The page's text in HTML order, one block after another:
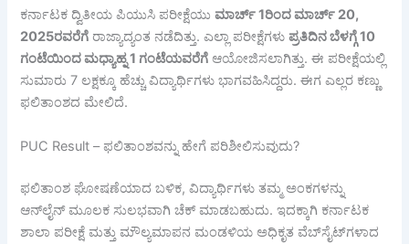
ಕರ್ನಾಟಕ ದ್ವಿತೀಯ ಪಿಯುಸಿ ಪರೀಕ್ಷೆಯು ಮಾರ್ಚ್ 1ರಿಂದ ಮಾರ್ಚ್ 20,
2025ರವರೆಗೆ ರಾಜ್ಯಾದ್ಯಂತ ನಡೆದಿತ್ತು. ಎಲ್ಲಾ ಪರೀಕ್ಷೆಗಳು ಪ್ರತಿದಿನಬೆಳಗ್ಗೆ 10
ಗಂಟೆಯಿಂದ ಮಧ್ಯಾಹ್ನ 1 ಗಂಟೆಯವರೆಗೆ ಆಯೋಜಿಸಲಾಗಿತ್ತು. ಈ ಪರೀಕ್ಷೆಯಲ್ಲಿ
ಸುಮಾರು 7 ಲಕ್ಷಕ್ಕೂ ಹೆಚ್ಚು ವಿದ್ಯಾರ್ಥಿಗಳು ಭಾಗವಹಿಸಿದ್ದರು. ಈಗ ಎಲ್ಲರ ಕಣ್ಣು
ಫಲಿತಾಂಶದ ಮೇಲಿದೆ.
PUC Result – ಫಲಿತಾಂಶವನ್ನು ಹೇಗೆ ಪರಿಶೀಲಿಸುವುದು?
ಫಲಿತಾಂಶ ಘೋಷಣೆಯಾದ ಬಳಿಕ, ವಿದ್ಯಾರ್ಥಿಗಳು ತಮ್ಮ ಅಂಕಗಳನ್ನು
ಆನ್‌ಲೈನ್ ಮೂಲಕ ಸುಲಭವಾಗಿ ಚೆಕ್ ಮಾಡಬಹುದು. ಇದಕ್ಕಾಗಿ ಕರ್ನಾಟಕ
ಶಾಲಾ ಪರೀಕ್ಷೆ ಮತ್ತು ಮೌಲ್ಯಮಾಪನ ಮಂಡಳಿಯ ಅಧಿಕೃತ ವೆಬ್‌ಸೈಟ್‌ಗಳಾದ